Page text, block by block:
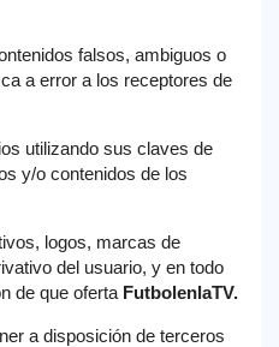
falsos, ambiguos o
a error a los receptores de
utilizando sus claves de
y/o contenidos de los
logos, marcas de
del usuario, y en todo
de que oferta FutbolenlaTV.
a disposición de terceros